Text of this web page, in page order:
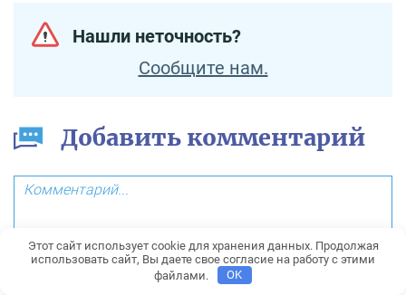
Нашли неточность?
Сообщите нам.
Добавить комментарий
Этот сайт использует cookie для хранения данных. Продолжая
использовать сайт, Вы даете свое согласие на работу с этими
файлами.
OK